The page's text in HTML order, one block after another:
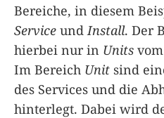
Bereiche, in diesem
Service und Install. Der
hierbei nur in Units
Im Bereich Unit sind
des Services und die
hinterlegt. Dabei wird